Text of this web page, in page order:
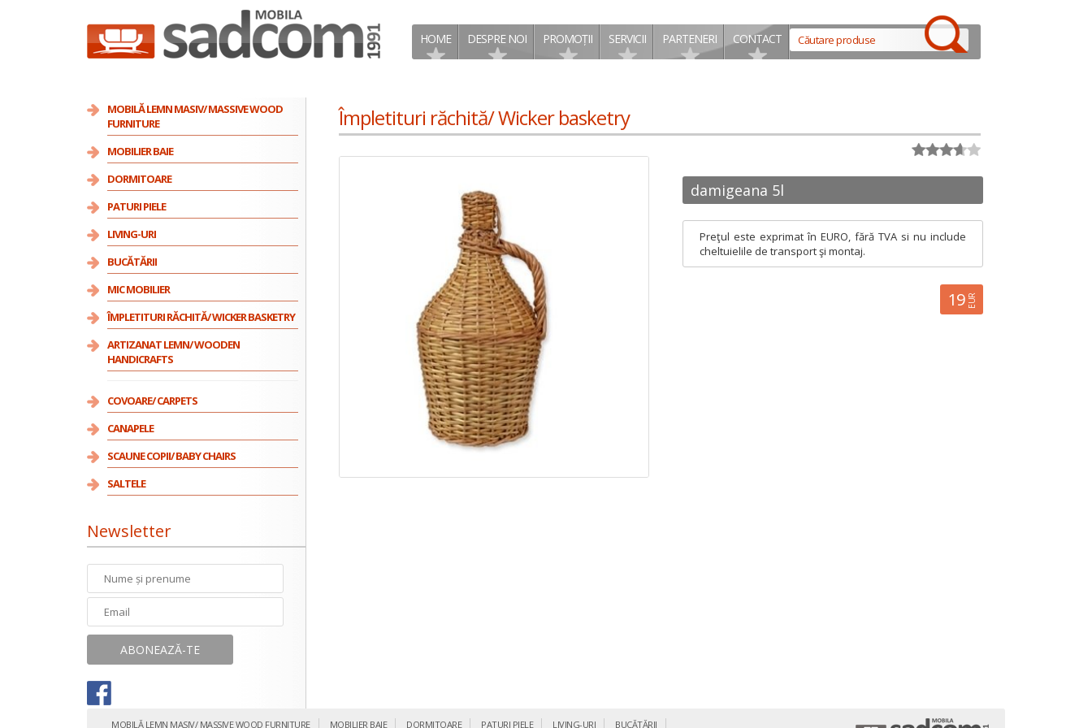
HOME DESPRE NOI PROMOȚII SERVICII PARTENERI CONTACT
MOBILĂ LEMN MASIV/ MASSIVE WOOD
FURNITURE
MOBILIER BAIE
DORMITOARE
PATURI PIELE
LIVING-URI
BUCĂTĂRII
MIC MOBILIER
ÎMPLETITURI RĂCHITĂ/ WICKER BASKETRY
ARTIZANAT LEMN/ WOODEN
HANDICRAFTS
COVOARE/ CARPETS
CANAPELE
SCAUNE COPII/ BABY CHAIRS
SALTELE
Newsletter
Împletituri răchită/ Wicker basketry
damigeana 5l
19 EUR
Preţul este exprimat în EURO, fără TVA si nu include
cheltuielile de transport şi montaj.
MOBILĂ LEMN MASIV/ MASSIVE WOOD FURNITURE MOBILIER BAIE DORMITOARE PATURI PIELE LIVING-URI BUCĂTĂRII